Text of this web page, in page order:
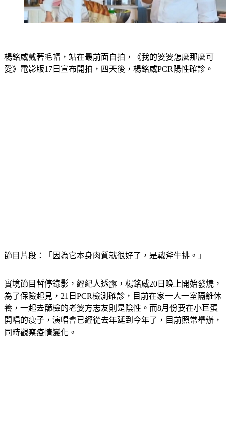
愛》電影版17日宣布開拍，四天後，楊銘威PCR陽性確診。
為了保險起見，21日PCR檢測確診，目前在家一人一室隔離休
養，一起去篩檢的老婆方志友則是陰性。而8月份要在小巨蛋
開唱的瘦子，演唱會已經從去年延到今年了，目前照常舉辦，
同時觀察疫情變化。